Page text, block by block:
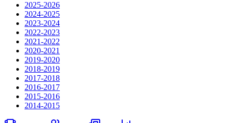
2025-2026
2024-2025
2023-2024
2022-2023
2021-2022
2020-2021
2019-2020
2018-2019
2017-2018
2016-2017
2015-2016
2014-2015